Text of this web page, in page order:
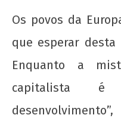
Os povos da
que esperar
Enquanto a
capitalista é